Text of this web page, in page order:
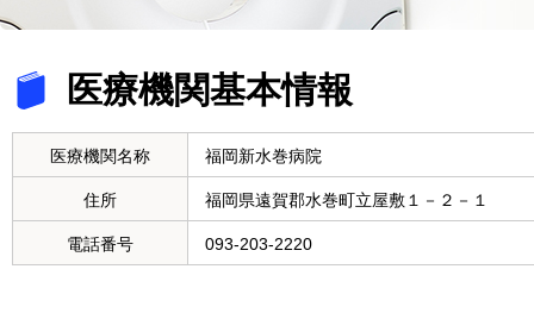
医療機関基本情報
医療機関名称 福岡新水巻病院
住所 福岡県遠賀郡水巻町立屋敷１－２－１
電話番号 093-203-2220